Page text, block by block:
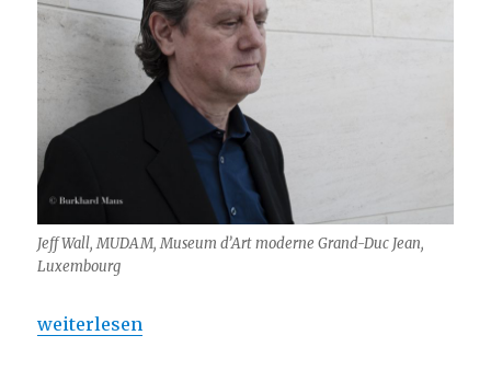
Jeff Wall, MUDAM, Museum d’Art moderne Grand-Duc Jean,
Luxembourg
„Jeff Wall – White Cube (Bermondsey)“
weiterlesen